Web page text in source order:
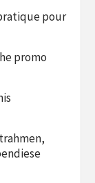
pour
promo